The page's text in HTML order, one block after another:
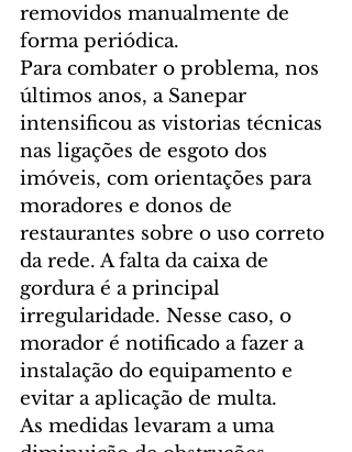
removidos manualmente de
forma periódica.
Para combater o problema, nos
últimos anos, a Sanepar
intensificou as vistorias técnicas
nas ligações de esgoto dos
imóveis, com orientações para
moradores e donos de
restaurantes sobre o uso correto
da rede. A falta da caixa de
gordura é a principal
irregularidade. Nesse caso, o
morador é notificado a fazer a
instalação do equipamento e
evitar a aplicação de multa.
As medidas levaram a uma